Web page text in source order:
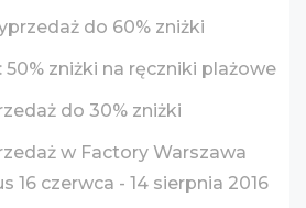
do 60% zniżki
50% zniżki na ręczniki plażowe
do 30% zniżki
w Factory Warszawa
16 czerwca - 14 sierpnia 2016